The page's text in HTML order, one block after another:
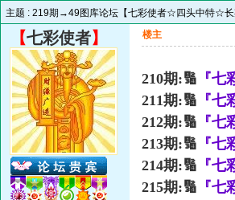
主题 : 219期→49图库论坛【七彩使者☆四头中特☆长
【七彩使者】 楼主
210期:🔢 『七
211期:🔢 『七
212期:🔢 『七
213期:🔢 『七
214期:🔢 『七
215期:🔢 『七